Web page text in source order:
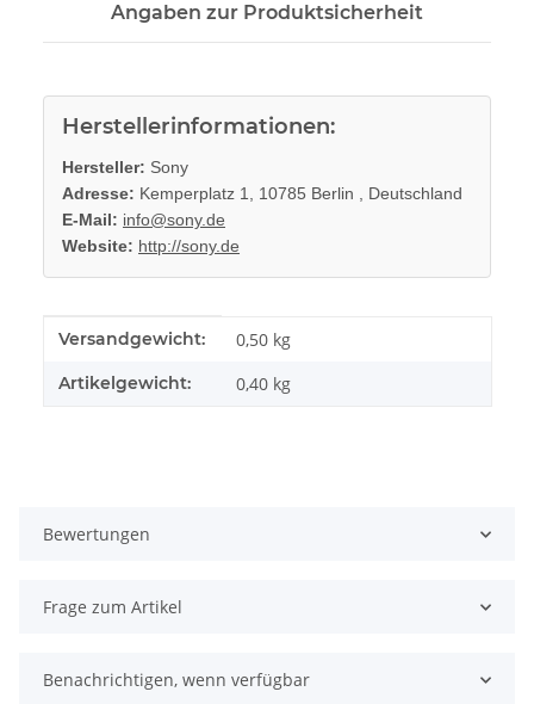
Angaben zur Produktsicherheit
Herstellerinformationen:
Hersteller: Sony
Adresse: Kemperplatz 1, 10785 Berlin , Deutschland
E-Mail: info@sony.de
Website: http://sony.de
Produkteigenschaft
Wert
Versandgewicht: 0,50 kg
Artikelgewicht: 0,40 kg
Bewertungen
Frage zum Artikel
Benachrichtigen, wenn verfügbar